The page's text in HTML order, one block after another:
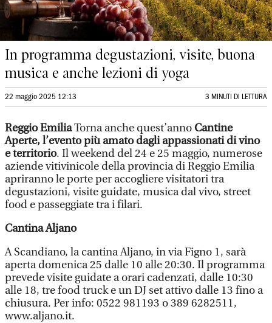
In programma degustazioni, visite, buona
musica e anche lezioni di yoga
22 maggio 2025 12:13 3 MINUTI DI LETTURA
Reggio EmiliaTorna anche quest’anno Cantine
Aperte, l’evento più amato dagli appassionati di vino
e territorio. Il weekend del 24 e 25 maggio, numerose
aziende vitivinicole della provincia di Reggio Emilia
apriranno le porte per accogliere visitatori tra
degustazioni, visite guidate, musica dal vivo, street
food e passeggiate tra i filari.
Cantina Aljano
A Scandiano, la cantina Aljano, in via Figno 1, sarà
aperta domenica 25 dalle 10 alle 20:30. Il programma
prevede visite guidate a orari cadenzati, dalle 10:30
alle 18, tre food truck e un DJ set attivo dalle 13 fino a
chiusura. Per info: 0522 981193 o 389 6282511,
www.aljano.it.